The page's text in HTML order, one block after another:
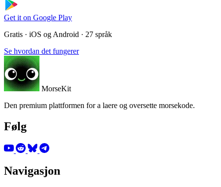
Get it on Google Play
Gratis · iOS og Android · 27 språk
Se hvordan det fungerer
MorseKit
Den premium plattformen for a laere og oversette morsekode.
Følg
Navigasjon